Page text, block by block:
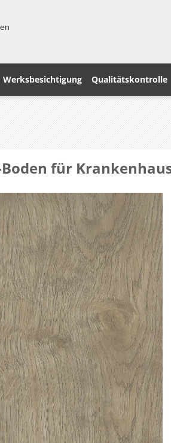
Werksbesichtigung Qualitätskontrolle
für